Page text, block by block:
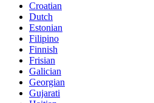
Croatian
Dutch
Estonian
Filipino
Finnish
Frisian
Galician
Georgian
Gujarati